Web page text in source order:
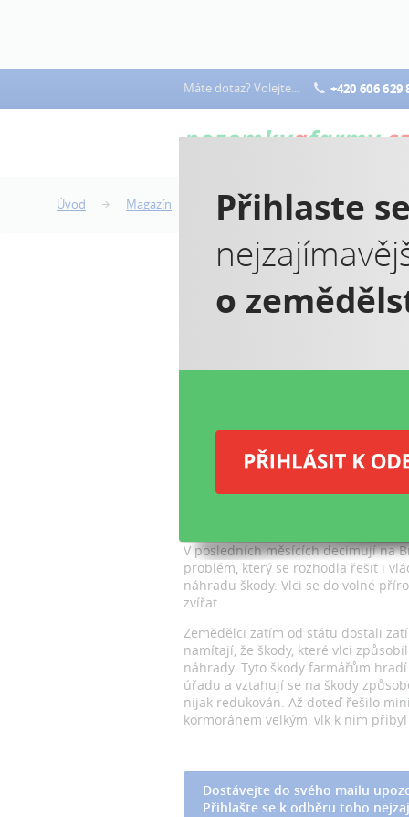
Máte dotaz? Volejte... +420 606 629
Úvod Magazín Stát proplatí škody, které způsobili
V posledních měsících decimují na
problém, který se rozhodla řešit i
náhradu škody. Vlci se do volné
zvířat.
Zemědělci zatím od státu dostali
namítají, že škody, které vlci
náhrady. Tyto škody farmářům
úřadu a vztahují se na škody
nijak redukován. Až doteď řešilo
kormoránem velkým, vlk k nim
Dostávejte do svého mailu
Přihlašte se k odběru toho
Přihlaste
o